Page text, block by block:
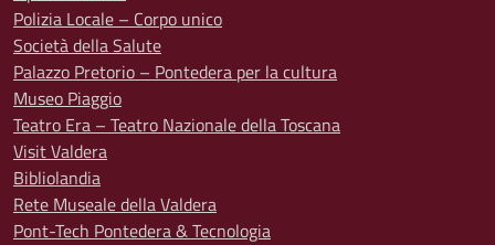
Polizia Locale – Corpo unico
Società della Salute
Palazzo Pretorio – Pontedera per la cultura
Museo Piaggio
Teatro Era – Teatro Nazionale della Toscana
Visit Valdera
Bibliolandia
Rete Museale della Valdera
Pont-Tech Pontedera & Tecnologia